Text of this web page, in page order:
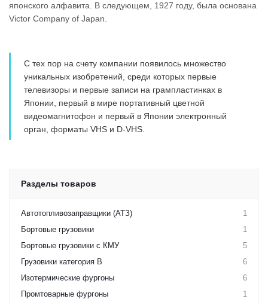
японского алфавита. В следующем, 1927 году, была основана
Victor Company of Japan.
С тех пор на счету компании появилось множество
уникальных изобретений, среди которых первые
телевизоры и первые записи на грампластинках в
Японии, первый в мире портативный цветной
видеомагнитофон и первый в Японии электронный
орган, форматы VHS и D-VHS.
Разделы товаров
Автотопливозаправщики (АТЗ)
1
Бортовые грузовики
1
Бортовые грузовики с КМУ
5
Грузовики категория B
6
Изотермические фургоны
6
Промтоварные фургоны
1